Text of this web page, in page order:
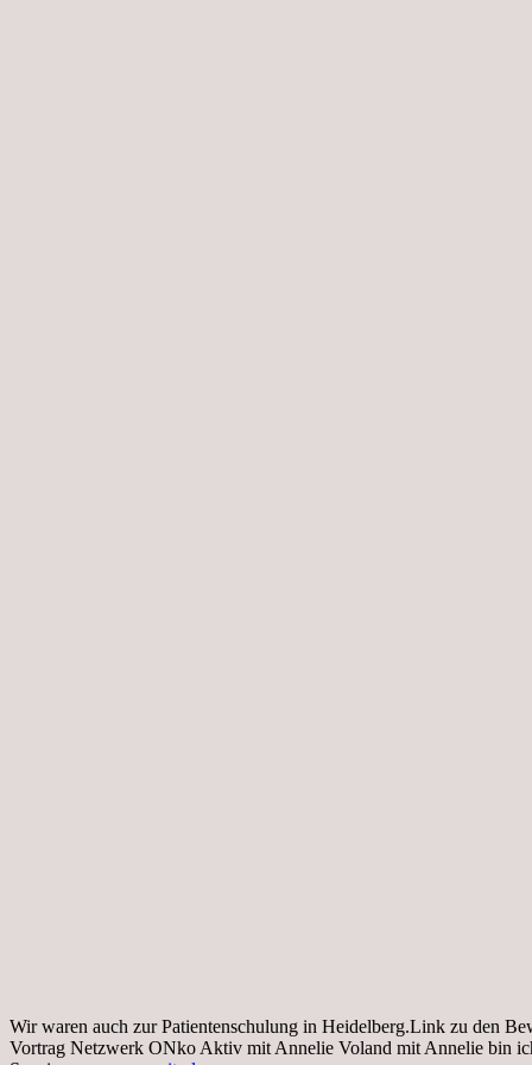
Wir waren auch zur Patientenschulung in Heidelberg.Link zu den
Vortrag Netzwerk ONko Aktiv mit Annelie Voland mit Annelie bin